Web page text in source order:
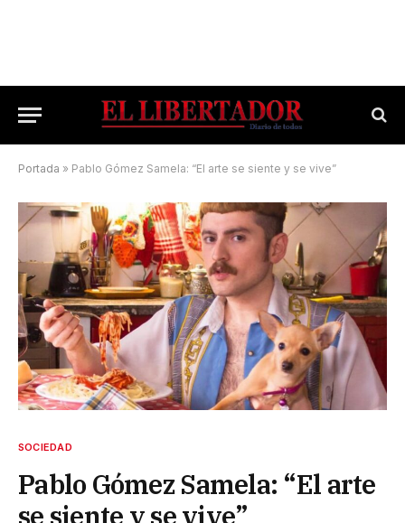
Portada » Pablo Gómez Samela: “El arte se siente y se vive”
SOCIEDAD
Pablo Gómez Samela: “El arte
se siente y se vive”